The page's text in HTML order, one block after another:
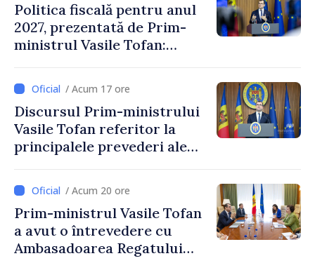
Politica fiscală pentru anul
2027, prezentată de Prim-
ministrul Vasile Tofan:
stimularea investițiilor și o
taxare mai echitabilă
/ Acum 17 ore
Discursul Prim-ministrului
Vasile Tofan referitor la
principalele prevederi ale
2027
/ Acum 20 ore
Prim-ministrul Vasile Tofan
a avut o întrevedere cu
Ambasadoarea Regatului